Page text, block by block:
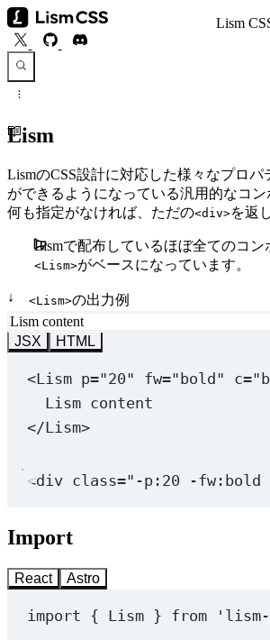
Lism
Lism
LismのCSS設計に対応した様々なプロパ
ができるようになっている汎用的なコン
何も指定がなければ、ただの<div>を返
Lismで配布しているほぼ全てのコ
<Lism>がベースになっています。
↓ <Lism>の出力例
Lism content
JSX
HTML
<Lism p="20" fw="bold" c=
Lism content
</Lism>
<div class="-p:20 -fw:bold
Import
React Astro
import { Lism } from